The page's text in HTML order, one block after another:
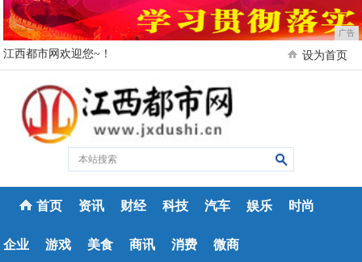
广告
江西都市网欢迎您~！ 设为首页
首页 资讯 财经 科技 汽车 娱乐 时尚
企业 游戏 美食 商讯 消费 微商